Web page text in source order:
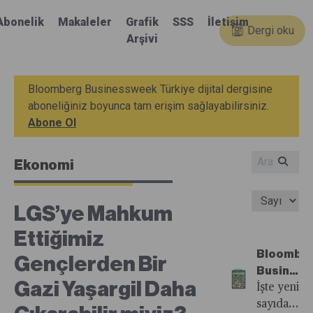
Makaleler
Grafik
Arşivi
SSS İletişim
Dergi oku
Bloomberg Businessweek Türkiye dijital dergisine
aboneliğiniz boyunca tam erişim sağlayabilirsiniz.
Abone Ol
Ekonomi
LGS’ye Mahkum
Ettiğimiz
Gençlerden Bir
Gazi Yaşargil Daha
33.
İşte yeni
sayıdan